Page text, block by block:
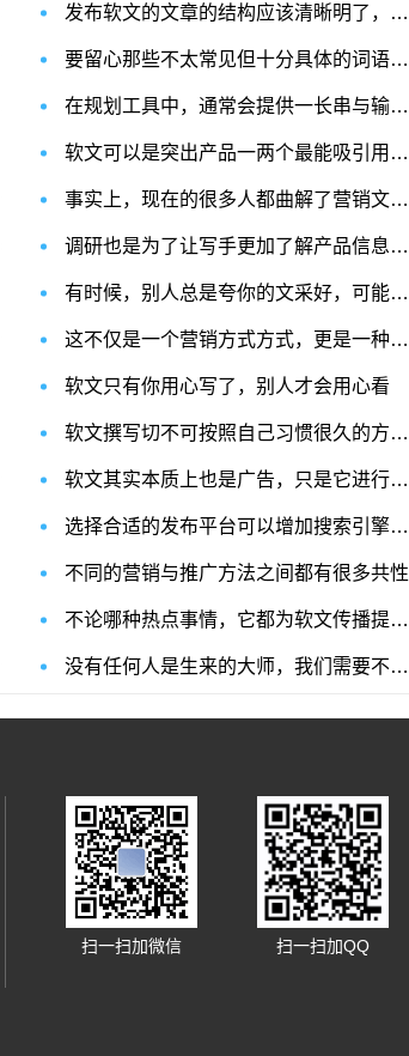
发布软文的文章的结构应该清晰明了，让读者能够快速了解文章的内容和结构
要留心那些不太常见但十分具体的词语，这些词语可能成为长尾关键词
在规划工具中，通常会提供一长串与输入的主题相关的关键词
软文可以是突出产品一两个最能吸引用户注意的核心卖点
事实上，现在的很多人都曲解了营销文案的独特性
调研也是为了让写手更加了解产品信息，为后期的文章打下坚实基础
有时候，别人总是夸你的文采好，可能并不是什么好事
这不仅是一个营销方式方式，更是一种跨过于店家与消费中心的相同纽带
软文只有你用心写了，别人才会用心看
软文撰写切不可按照自己习惯很久的方式来写
软文其实本质上也是广告，只是它进行了一定的伪装
选择合适的发布平台可以增加搜索引擎收录的几率
不同的营销与推广方法之间都有很多共性
不论哪种热点事情，它都为软文传播提供了强大的借用工具
没有任何人是生来的大师，我们需要不断地学习
扫一扫加微信 扫一扫加QQ